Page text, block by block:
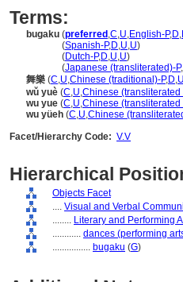
Terms:
bugaku (preferred ,C,U,English-P,D,
(Spanish-P,D,U,U)
(Dutch-P,D,U,U)
(Japanese (transliterated)-P,
舞樂 (C,U,Chinese (traditional)-P,D,U
wǔ yuè (C,U,Chinese (transliterated
wu yue (C,U,Chinese
wu yüeh (C,U,Chinese
Facet/Hierarchy Code: V.V
Hierarchical
Objects Facet
.... Visual and Verbal
........ Literary and Performing
............ dances (performing
................ bugaku (G)